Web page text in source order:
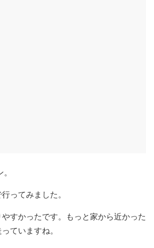
ってみました。
すかったです。もっと家から近かった
ていますね。